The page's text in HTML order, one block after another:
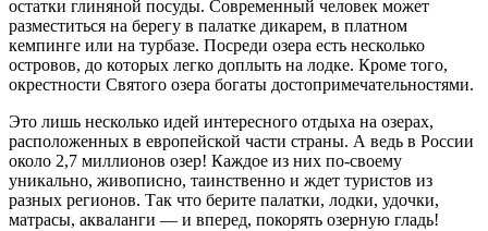
остатки глиняной посуды. Современный человек может
разместиться на берегу в палатке дикарем, в платном
кемпинге или на турбазе. Посреди озера есть несколько
островов, до которых легко доплыть на лодке. Кроме того,
окрестности Святого озера богаты достопримечательностями.
Это лишь несколько идей интересного отдыха на озерах,
расположенных в европейской части страны. А ведь в России
около 2,7 миллионов озер! Каждое из них по-своему
уникально, живописно, таинственно и ждет туристов из
разных регионов. Так что берите палатки, лодки, удочки,
матрасы, акваланги — и вперед, покорять озерную гладь!